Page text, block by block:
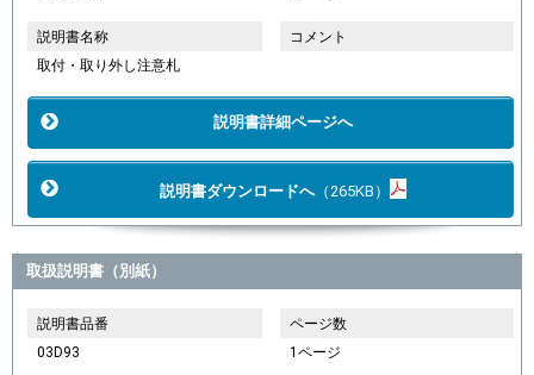
説明書名称
取付・取り外し注意札
コメント
説明書詳細ページへ
説明書ダウンロードへ（265KB）
取扱説明書（別紙）
説明書品番
03D93
ページ数
1ページ